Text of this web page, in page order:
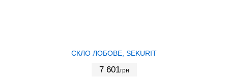
СКЛО ЛОБОВЕ, SEKURIT
7 601грн